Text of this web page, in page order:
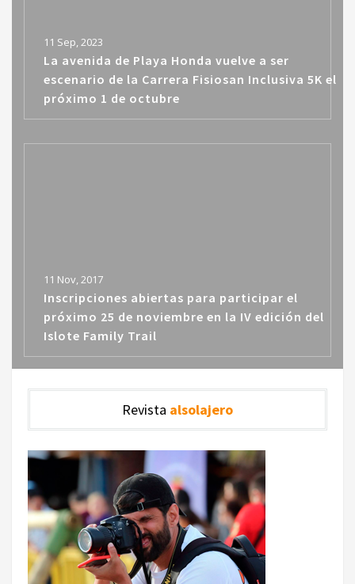
11 Sep, 2023
La avenida de Playa Honda vuelve a ser
escenario de la Carrera Fisiosan Inclusiva 5K el
próximo 1 de octubre
11 Nov, 2017
Inscripciones abiertas para participar el
próximo 25 de noviembre en la IV edición del
Islote Family Trail
Revista alsolajero